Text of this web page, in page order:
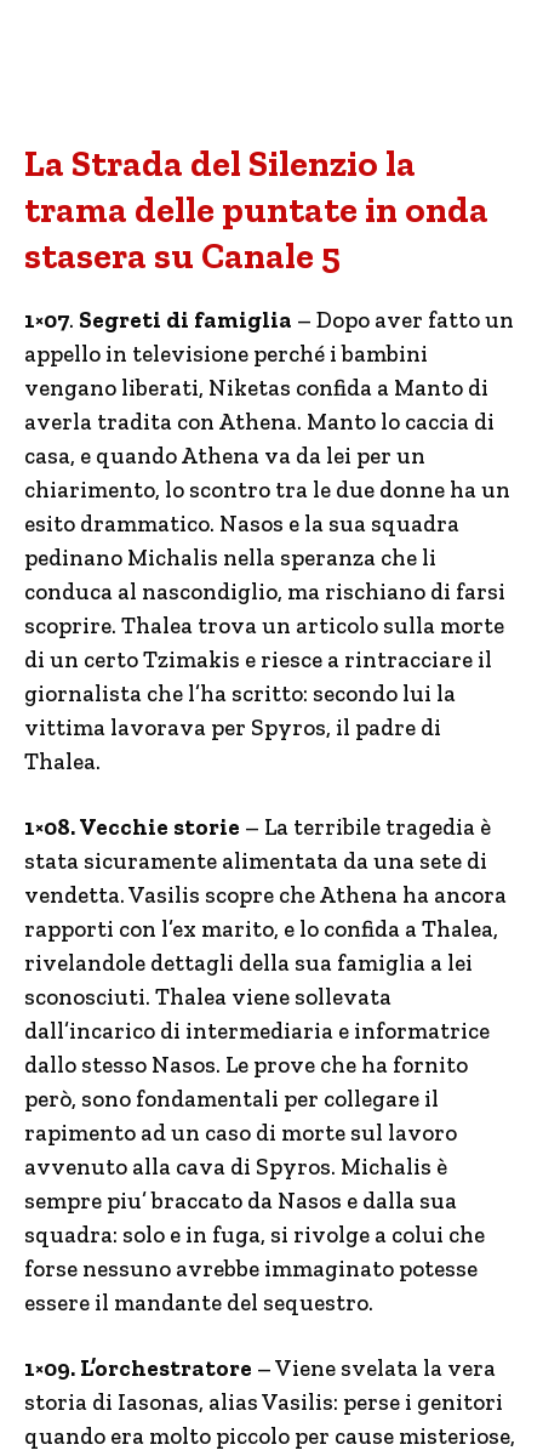
La Strada del Silenzio la
trama delle puntate in onda
stasera su Canale 5
1×07. Segreti di famiglia – Dopo aver fatto un
appello in televisione perché i bambini
vengano liberati, Niketas confida a Manto di
averla tradita con Athena. Manto lo caccia di
casa, e quando Athena va da lei per un
chiarimento, lo scontro tra le due donne ha un
esito drammatico. Nasos e la sua squadra
pedinano Michalis nella speranza che li
conduca al nascondiglio, ma rischiano di farsi
scoprire. Thalea trova un articolo sulla morte
di un certo Tzimakis e riesce a rintracciare il
giornalista che l’ha scritto: secondo lui la
vittima lavorava per Spyros, il padre di
Thalea.
1×08. Vecchie storie – La terribile tragedia è
stata sicuramente alimentata da una sete di
vendetta. Vasilis scopre che Athena ha ancora
rapporti con l’ex marito, e lo confida a Thalea,
rivelandole dettagli della sua famiglia a lei
sconosciuti. Thalea viene sollevata
dall’incarico di intermediaria e informatrice
dallo stesso Nasos. Le prove che ha fornito
però, sono fondamentali per collegare il
rapimento ad un caso di morte sul lavoro
avvenuto alla cava di Spyros. Michalis è
sempre piu’ braccato da Nasos e dalla sua
squadra: solo e in fuga, si rivolge a colui che
forse nessuno avrebbe immaginato potesse
essere il mandante del sequestro.
1×09. L’orchestratore – Viene svelata la vera
storia di Iasonas, alias Vasilis: perse i genitori
quando era molto piccolo per cause misteriose,